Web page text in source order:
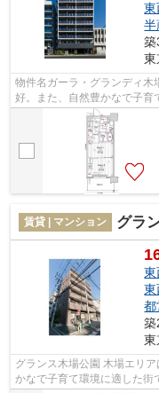
東
半
築
東
物件名ガーラ・グランディ木場公園 木場エリアは、都心までの
好。また、自然豊かなで子育
園があり、季節ごとに自然を
賃貸 | マンション グラ
東
東
都
築
東
グランス木場公園 木場エリアは、都心までのアクセスが良好。また、自然豊
かなで子育て環境に適した街